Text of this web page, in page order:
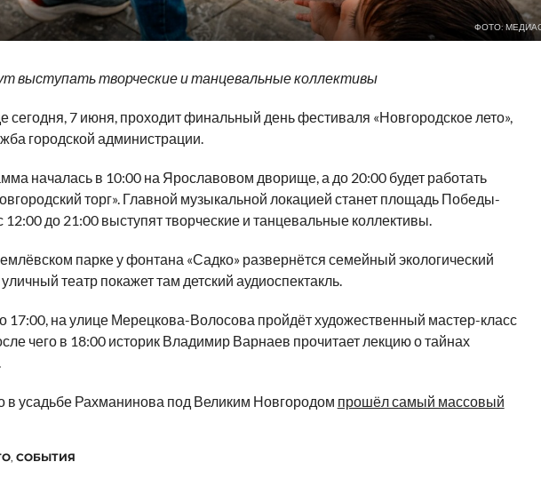
ФОТО:
выступать творческие и танцевальные коллективы
сегодня, 7 июня, проходит финальный день фестиваля «Новгородское лето»,
городской администрации.
началась в 10:00 на Ярославовом дворище, а до 20:00 будет работать
торг». Главной музыкальной локацией станет площадь Победы-
до 21:00 выступят творческие и танцевальные коллективы.
парке у фонтана «Садко» развернётся семейный экологический
театр покажет там детский аудиоспектакль.
17:00, на улице Мерецкова-Волосова пройдёт художественный мастер-класс
чего в 18:00 историк Владимир Варнаев прочитает лекцию о тайнах
в усадьбе Рахманинова под Великим Новгородом прошёл самый массовый
, СОБЫТИЯ